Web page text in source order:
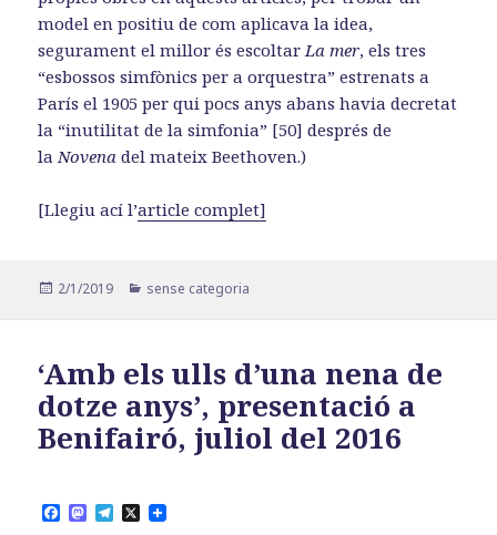
model en positiu de com aplicava la idea,
segurament el millor és escoltar La mer, els tres
“esbossos simfònics per a orquestra” estrenats a
París el 1905 per qui pocs anys abans havia decretat
la “inutilitat de la simfonia” [50] després de
la Novena del mateix Beethoven.)
[Llegiu ací l’article complet]
Publicat
2/1/2019 Categories
sense categoria
‘Amb els ulls d’una nena de
dotze anys’, presentació a
Benifairó, juliol del 2016
F M T X